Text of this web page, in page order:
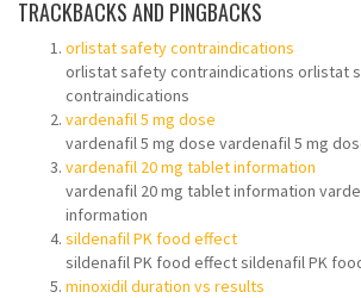
TRACKBACKS AND PINGBACKS
orlistat safety contraindications
orlistat safety contraindications orlistat
contraindications
vardenafil 5 mg dose
vardenafil 5 mg dose vardenafil 5 mg
vardenafil 20 mg tablet information
vardenafil 20 mg tablet information
information
sildenafil PK food effect
sildenafil PK food effect sildenafil PK
minoxidil duration vs results